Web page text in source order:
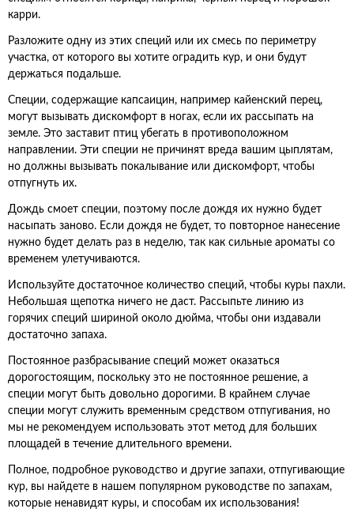
карри.
Разложите одну из этих специй или их смесь по периметру
участка, от которого вы хотите оградить кур, и они будут
держаться подальше.
Специи, содержащие капсаицин, например кайенский перец,
могут вызывать дискомфорт в ногах, если их рассыпать на
земле. Это заставит птиц убегать в противоположном
направлении. Эти специи не причинят вреда вашим цыплятам,
но должны вызывать покалывание или дискомфорт, чтобы
отпугнуть их.
Дождь смоет специи, поэтому после дождя их нужно будет
насыпать заново. Если дождя не будет, то повторное нанесение
нужно будет делать раз в неделю, так как сильные ароматы со
временем улетучиваются.
Используйте достаточное количество специй, чтобы куры пахли.
Небольшая щепотка ничего не даст. Рассыпьте линию из
горячих специй шириной около дюйма, чтобы они издавали
достаточно запаха.
Постоянное разбрасывание специй может оказаться
дорогостоящим, поскольку это не постоянное решение, а
специи могут быть довольно дорогими. В крайнем случае
специи могут служить временным средством отпугивания, но
мы не рекомендуем использовать этот метод для больших
площадей в течение длительного времени.
Полное, подробное руководство и другие запахи, отпугивающие
кур, вы найдете в нашем популярном руководстве по запахам,
которые ненавидят куры, и способам их использования!